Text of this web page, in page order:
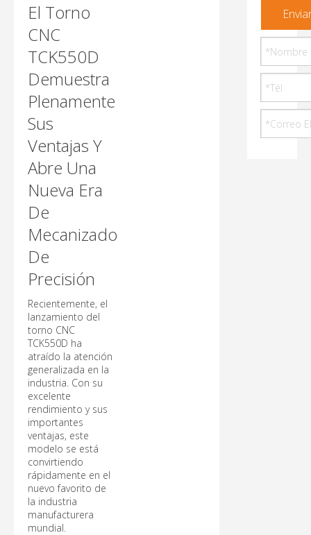
El Torno
CNC
TCK550D
Demuestra
Plenamente
Sus
Ventajas Y
Abre Una
Nueva Era
De
Mecanizado
De
Precisión
Recientemente, el
lanzamiento del
torno CNC
TCK550D ha
atraído la atención
generalizada en la
industria. Con su
excelente
rendimiento y sus
importantes
ventajas, este
modelo se está
convirtiendo
rápidamente en el
nuevo favorito de
la industria
manufacturera
mundial.